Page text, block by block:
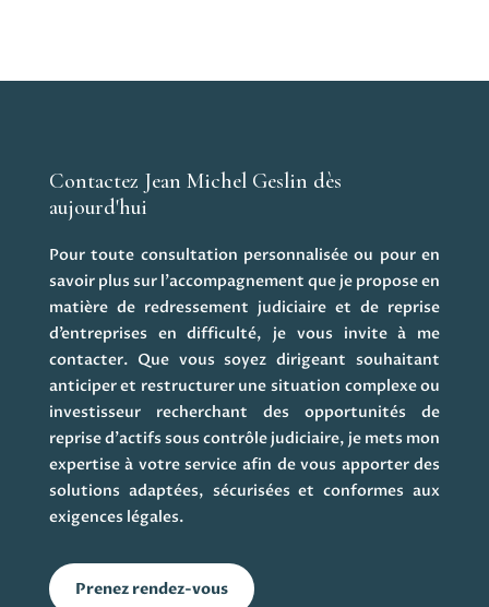
Contactez Jean Michel Geslin dès
aujourd'hui
Pour toute consultation personnalisée ou pour en
savoir plus sur l’accompagnement que je propose en
matière de redressement judiciaire et de reprise
d’entreprises en difficulté, je vous invite à me
contacter. Que vous soyez dirigeant souhaitant
anticiper et restructurer une situation complexe ou
investisseur recherchant des opportunités de
reprise d’actifs sous contrôle judiciaire, je mets mon
expertise à votre service afin de vous apporter des
solutions adaptées, sécurisées et conformes aux
exigences légales.
Prenez rendez-vous